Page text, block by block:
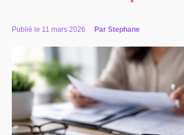
Publié le 11 mars 2026 Par Stephane